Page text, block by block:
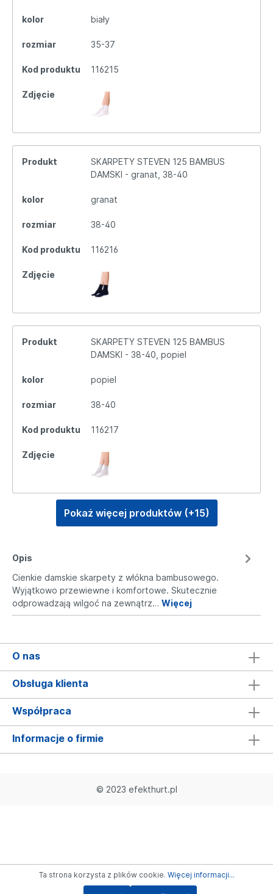
kolor biały
rozmiar 35-37
Kod produktu 116215
Zdjęcie
Produkt
SKARPETY STEVEN 125 BAMBUS
DAMSKI - granat, 38-40
kolor granat
rozmiar 38-40
Kod produktu 116216
Zdjęcie
Produkt
SKARPETY STEVEN 125 BAMBUS
DAMSKI - 38-40, popiel
kolor popiel
rozmiar 38-40
Kod produktu 116217
Zdjęcie
Pokaż więcej produktów (+15)
Opis
Cienkie damskie skarpety z włókna bambusowego.
Wyjątkowo przewiewne i komfortowe. Skutecznie
odprowadzają wilgoć na zewnątrz… Więcej
O nas
Obsługa klienta
Współpraca
Informacje o firmie
© 2023 efekthurt.pl
Ta strona korzysta z plików cookie. Więcej informacji...